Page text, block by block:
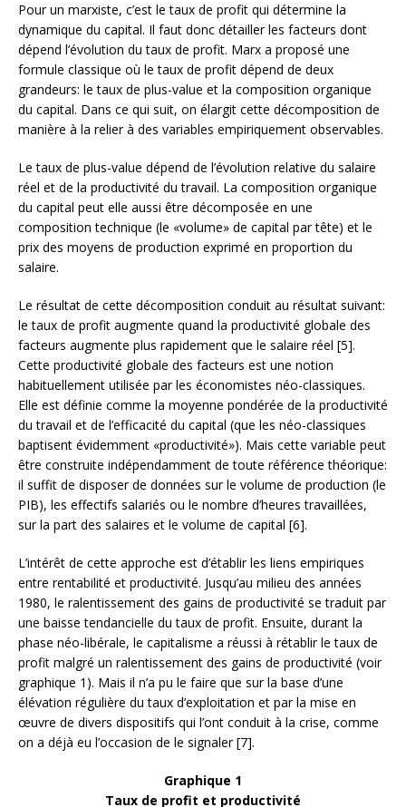
Pour un marxiste, c’est le taux de profit qui détermine la
dynamique du capital. Il faut donc détailler les facteurs dont
dépend l’évolution du taux de profit. Marx a proposé une
formule classique où le taux de profit dépend de deux
grandeurs: le taux de plus-value et la composition organique
du capital. Dans ce qui suit, on élargit cette décomposition de
manière à la relier à des variables empiriquement observables.
Le taux de plus-value dépend de l’évolution relative du salaire
réel et de la productivité du travail. La composition organique
du capital peut elle aussi être décomposée en une
composition technique (le «volume» de capital par tête) et le
prix des moyens de production exprimé en proportion du
salaire.
Le résultat de cette décomposition conduit au résultat suivant:
le taux de profit augmente quand la productivité globale des
facteurs augmente plus rapidement que le salaire réel [5].
Cette productivité globale des facteurs est une notion
habituellement utilisée par les économistes néo-classiques.
Elle est définie comme la moyenne pondérée de la productivité
du travail et de l’efficacité du capital (que les néo-classiques
baptisent évidemment «productivité»). Mais cette variable peut
être construite indépendamment de toute référence théorique:
il suffit de disposer de données sur le volume de production (le
PIB), les effectifs salariés ou le nombre d’heures travaillées,
sur la part des salaires et le volume de capital [6].
L’intérêt de cette approche est d’établir les liens empiriques
entre rentabilité et productivité. Jusqu’au milieu des années
1980, le ralentissement des gains de productivité se traduit par
une baisse tendancielle du taux de profit. Ensuite, durant la
phase néo-libérale, le capitalisme a réussi à rétablir le taux de
profit malgré un ralentissement des gains de productivité (voir
graphique 1). Mais il n’a pu le faire que sur la base d’une
élévation régulière du taux d’exploitation et par la mise en
œuvre de divers dispositifs qui l’ont conduit à la crise, comme
on a déjà eu l’occasion de le signaler [7].
Graphique 1
Taux de profit et productivité